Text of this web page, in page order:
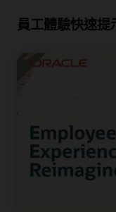
員工體驗快速提